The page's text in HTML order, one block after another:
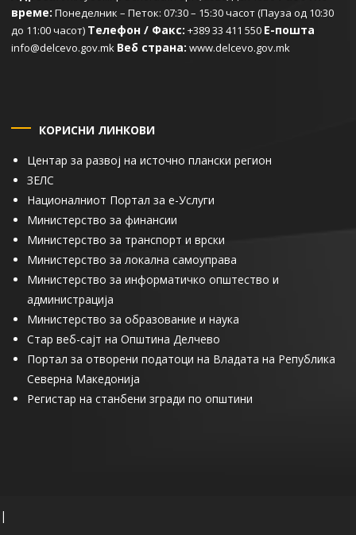
време: Понеделник – Петок: 07:30 – 15:30 часот (Пауза од 10:30
до 11:00 часот) Телефон / Факс: +389 33 411 550 Е-пошта
info@delcevo.gov.mk Веб страна: www.delcevo.gov.mk
КОРИСНИ ЛИНКОВИ
Центар за развој на источно плански регион
ЗЕЛС
Националниот Портал за е-Услуги
Министерство за финансии
Министерство за транспорт и врски
Министерство за локална самоуправа
Министерство за информатичко општество и
администрација
Министерство за образование и наука
Стар веб-сајт на Општина Делчево
Портал за отворени податоци на Владата на Република
Северна Македонија
Регистар на станбени згради по општини
|